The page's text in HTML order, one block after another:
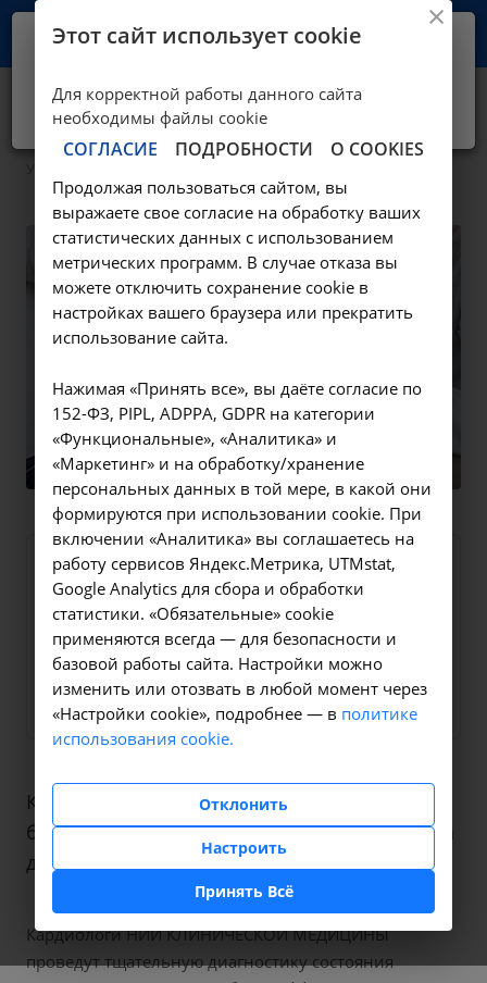
Кардиология
Пришлите нам Вашу контактную
информацию и мы свяжемся с Вами в
ближайшее время
Заказать услугу ?
Комплексная диагностика и профилактика
болезней сердца с возможностью выезда на
дом. Первичная консультация от 2 000 ₽
Кардиологи НИИ КЛИНИЧЕСКОЙ МЕДИЦИНЫ
проведут тщательную диагностику состояния
Ваш город -Иркутск?
Да, верно Нет, выбрать другой
Этот сайт использует cookie
Для корректной работы данного сайта
необходимы файлы cookie
СОГЛАСИЕ ПОДРОБНОСТИ О COOKIES
Продолжая пользоваться сайтом, вы
выражаете свое согласие на обработку ваших
статистических данных с использованием
метрических программ. В случае отказа вы
можете отключить сохранение cookie в
настройках вашего браузера или прекратить
использование сайта.
Нажимая «Принять все», вы даёте согласие по
152-ФЗ, PIPL, ADPPA, GDPR на категории
«Функциональные», «Аналитика» и
«Маркетинг» и на обработку/хранение
персональных данных в той мере, в какой они
формируются при использовании cookie. При
включении «Аналитика» вы соглашаетесь на
работу сервисов Яндекс.Метрика, UTMstat,
Google Analytics для сбора и обработки
статистики. «Обязательные» cookie
применяются всегда — для безопасности и
базовой работы сайта. Настройки можно
изменить или отозвать в любой момент через
«Настройки cookie», подробнее — в политике
использования cookie.
Отклонить
Настроить
Принять Всё